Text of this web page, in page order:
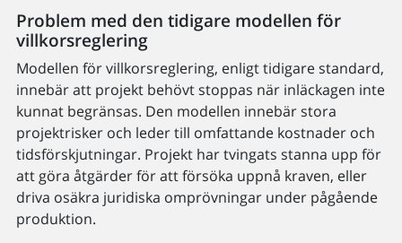
Problem med den tidigare modellen för
villkorsreglering
Modellen för villkorsreglering, enligt tidigare standard,
innebär att projekt behövt stoppas när inläckagen inte
kunnat begränsas. Den modellen innebär stora
projektrisker och leder till omfattande kostnader och
tidsförskjutningar. Projekt har tvingats stanna upp för
att göra åtgärder för att försöka uppnå kraven, eller
driva osäkra juridiska omprövningar under pågående
produktion.